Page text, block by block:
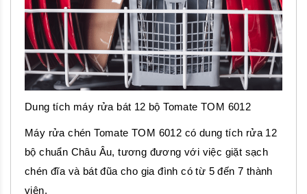
Dung tích máy rửa bát 12 bộ Tomate TOM 6012
Máy rửa chén Tomate TOM 6012 có dung tích rửa 12
bộ chuẩn Châu Âu, tương đương với việc giặt sạch
chén đĩa và bát đũa cho gia đình có từ 5 đến 7 thành
viên.